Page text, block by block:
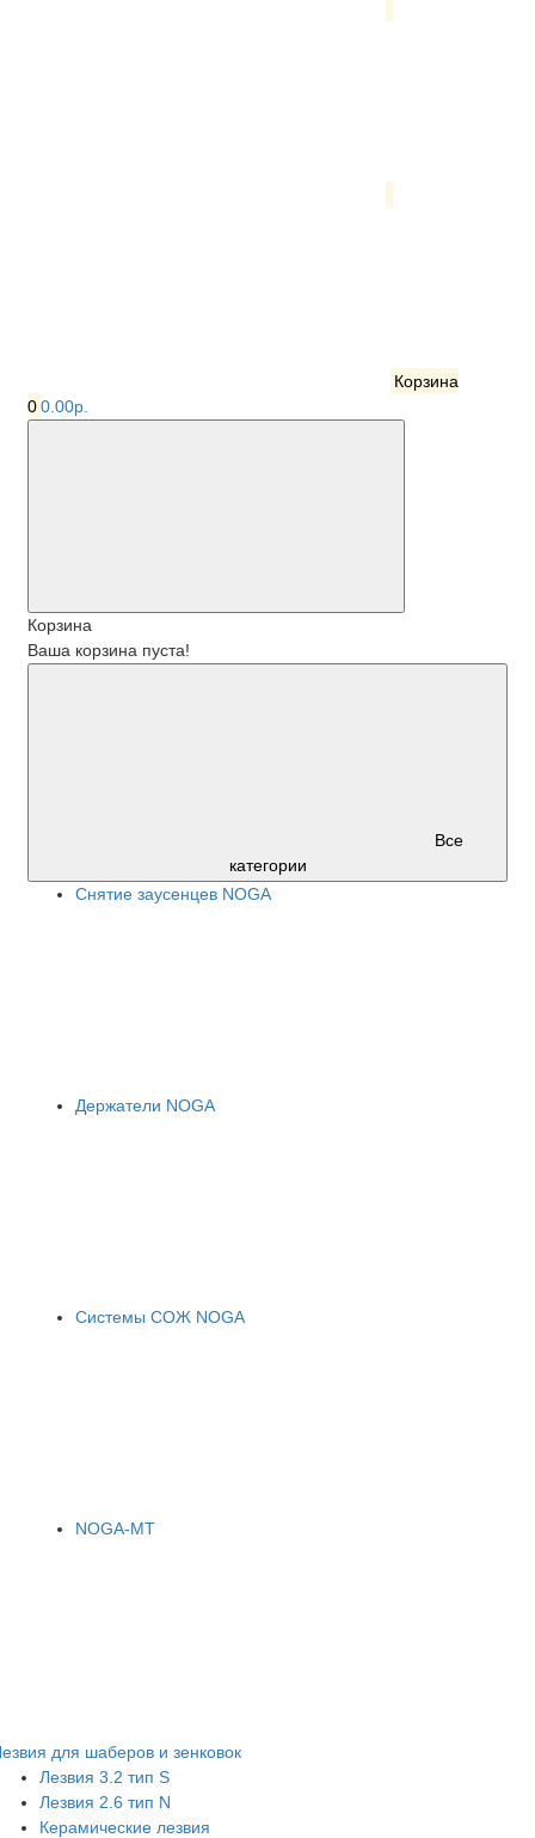
Корзина
00.00р.
Корзина
Ваша корзина пуста!
Все
категории
Снятие заусенцев NOGA
Держатели NOGA
Системы СОЖ NOGA
NOGA-MT
для шаберов и зенковок
Лезвия 3.2 тип S
Лезвия 2.6 тип N
Керамические лезвия